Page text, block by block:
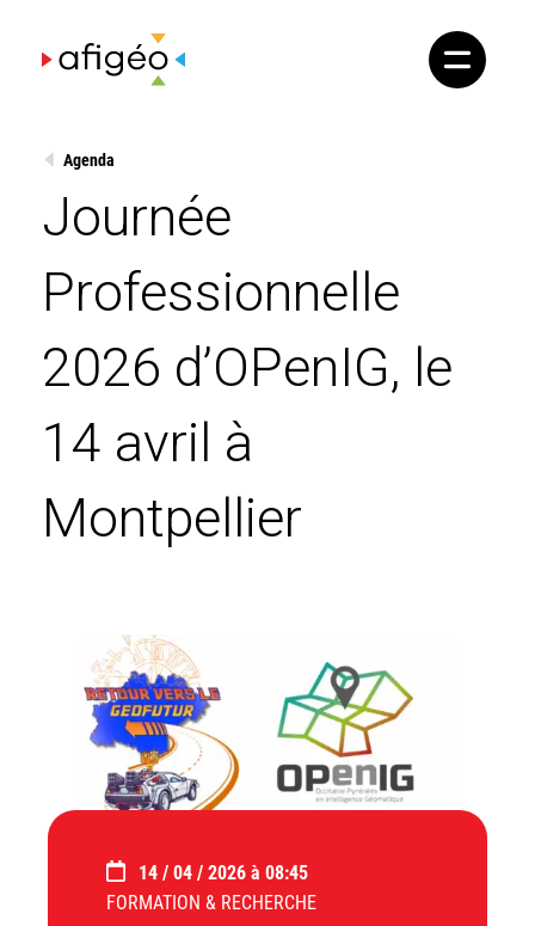
content
Agenda
Journée
Professionnelle
2026 d’OPenIG, le
14 avril à
Montpellier
14 / 04 / 2026 à 08:45
FORMATION & RECHERCHE